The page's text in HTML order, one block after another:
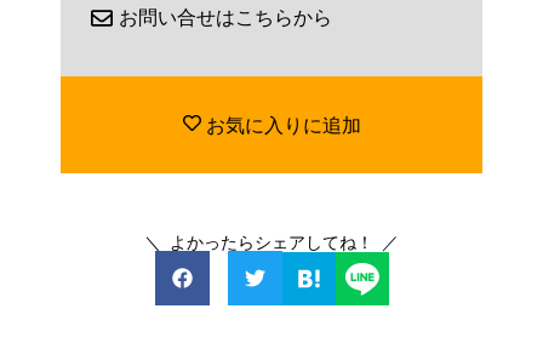
お問い合せはこちらから
お気に入りに追加
＼ よかったらシェアしてね！ ／